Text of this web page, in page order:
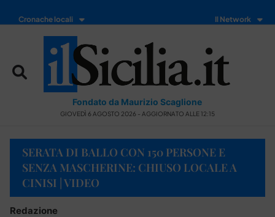
Cronache locali Il Network
Fondato da Maurizio Scaglione
GIOVEDÌ 6 AGOSTO 2026 - AGGIORNATO ALLE 12:15
SERATA DI BALLO CON 150 PERSONE E
SENZA MASCHERINE: CHIUSO LOCALE A
CINISI | VIDEO
Redazione